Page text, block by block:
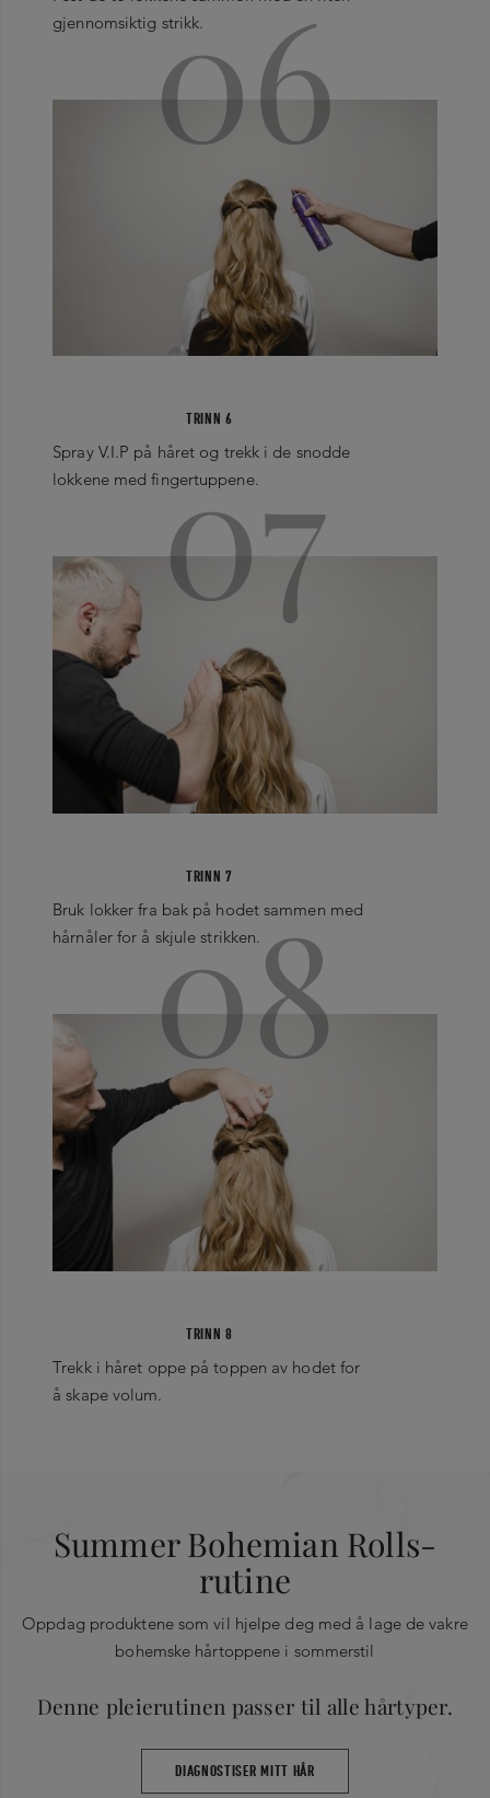
gjennomsiktig strikk.06
TRINN 6
Spray V.I.P på håret og trekk i de snodde
lokkene med fingertuppene.
07
TRINN 7
Bruk lokker fra bak på hodet sammen med
hårnåler for å skjule strikken.
08
TRINN 8
Trekk i håret oppe på toppen av hodet for
å skape volum.
Summer Bohemian Rolls-
rutine
Oppdag produktene som vil hjelpe deg med å lage de vakre
bohemske hårtoppene i sommerstil
Denne pleierutinen passer til alle hårtyper.
DIAGNOSTISER MITT HÅR